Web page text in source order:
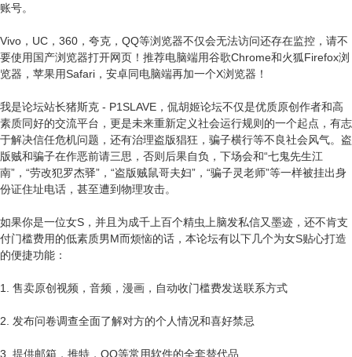
账号。
Vivo，UC，360，夸克，QQ等浏览器不仅会无法访问还存在监控，请不
要使用国产浏览器打开网页！推荐电脑端用谷歌Chrome和火狐Firefox浏
览器，苹果用Safari，安卓同电脑端再加一个X浏览器！
我是论坛站长猪斯克 - P1SLAVE，侃胡姬论坛不仅是优质原创作者和高
素质同好的交流平台，更是未来重新定义社会运行规则的一个起点，有志
于解决信任危机问题，还有治理盗版猖狂，骗子横行等不良社会风气。盗
版贼和骗子在作恶前请三思，否则后果自负，下场会和“七鬼先生江
南”，“劳改犯罗杰驿”，“盗版贼鼠哥夫妇”，“骗子灵老师”等一样被挂出身
份证住址电话，甚至遭到物理攻击。
如果你是一位女S，并且为成千上百个精虫上脑发私信又墨迹，还不肯支
付门槛费用的低素质男M而烦恼的话，本论坛有以下几个为女S贴心打造
的便捷功能：
1. 售卖原创视频，音频，漫画，自动收门槛费发送联系方式
2. 发布问卷调查全面了解对方的个人情况和喜好禁忌
3. 提供邮箱，推特，QQ等常用软件的全套替代品